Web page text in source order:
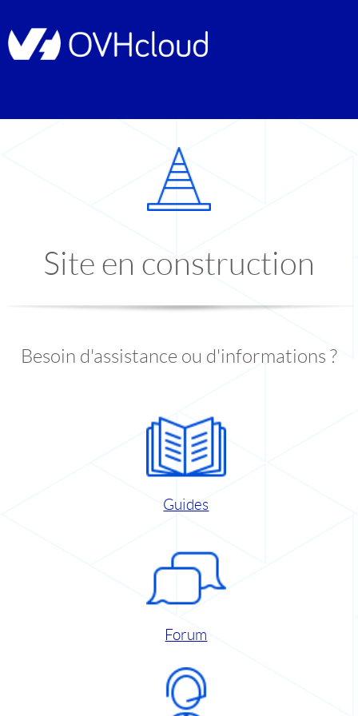
Site en construction
Besoin d'assistance ou d'informations ?
Guides
Forum